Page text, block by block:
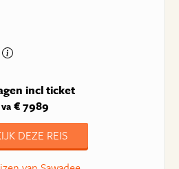
incl ticket
va€ 7989
DEZE REIS